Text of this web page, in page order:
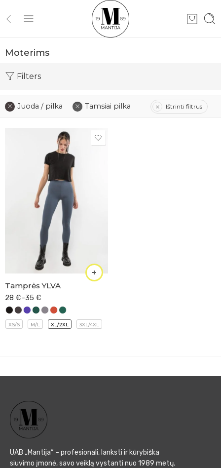
Moterims
Filters
Juoda / pilka Tamsiai pilka Ištrinti filtrus
Tamprės YLVA
28 €–35 €
XS/S M/L XL/2XL 3XL/4XL
UAB „Mantija“ – profesionali, lanksti ir kūrybiška
siuvimo įmonė, savo veiklą vystanti nuo 1989 metų.